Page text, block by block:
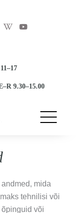
W
i
d
-
Y
o
9.30–15.00
andmed, mida
tehnilisi või
või